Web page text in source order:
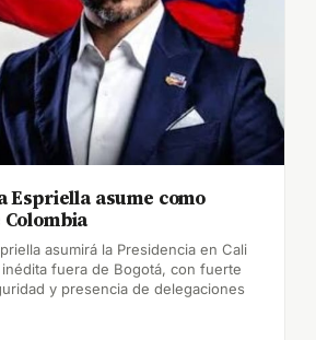
Espriella asume como
asumirá la Presidencia en Cali
fuera de Bogotá, con fuerte
y presencia de delegaciones